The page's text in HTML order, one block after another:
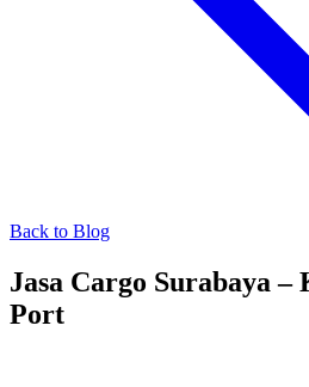
Back to Blog
Jasa Cargo Surabaya –
Port